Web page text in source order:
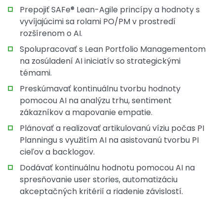
Prepojiť SAFe® Lean-Agile princípy a hodnoty s
vyvíjajúcimi sa rolami PO/PM v prostredí
rozšírenom o AI.
Spolupracovať s Lean Portfolio Managementom
na zosúladení AI iniciatív so strategickými
témami.
Preskúmavať kontinuálnu tvorbu hodnoty
pomocou AI na analýzu trhu, sentiment
zákazníkov a mapovanie empatie.
Plánovať a realizovať artikulovanú víziu počas PI
Planningu s využitím AI na asistovanú tvorbu PI
cieľov a backlogov.
Dodávať kontinuálnu hodnotu pomocou AI na
spresňovanie user stories, automatizáciu
akceptačných kritérií a riadenie závislostí.